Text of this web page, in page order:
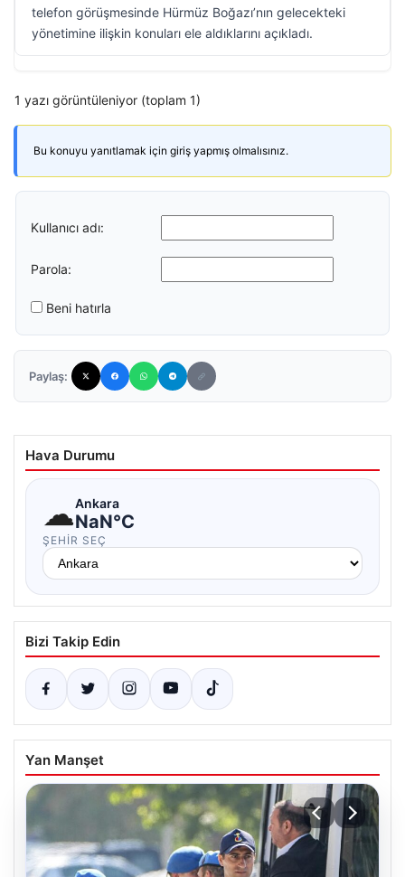
telefon görüşmesinde Hürmüz Boğazı’nın gelecekteki
yönetimine ilişkin konuları ele aldıklarını açıkladı.
1 yazı görüntüleniyor (toplam 1)
Bu konuyu yanıtlamak için giriş yapmış olmalısınız.
Kullanıcı adı:
Parola:
Beni hatırla
Paylaş:
Hava Durumu
☁Ankara
NaN°C
ŞEHIR SEÇ
Bizi Takip Edin
Yan Manşet